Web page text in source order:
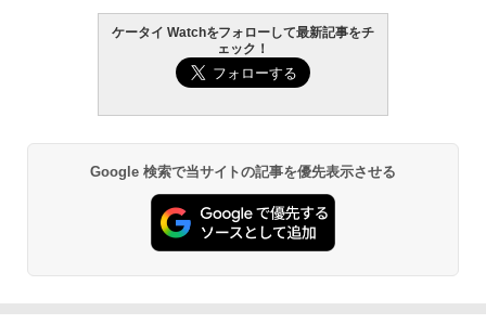
ケータイ Watchをフォローして最新記事をチ
ェック！
Google 検索で当サイトの記事を優先表示させる